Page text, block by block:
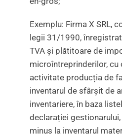
Exemplu: Firma X SRL,
legii 31/1990,
TVA și plătitoare de
microîntreprinderilor, cu
activitate producția de
inventarul de sfârșit de
inventariere, în baza
declarației
minus la inventarul